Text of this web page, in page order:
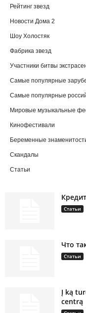
Рейтинг звезд
Новости Дома 2
Шоу Холостяк
Фабрика звезд
Участники битвы
Самые популярные
Самые популярные
Мировые музыкальные
Кинофестивали
Беременные
Скандалы
Статьи
Статьи
Что
Статьи
Į ką
centrą